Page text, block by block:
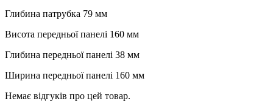
Глибина патрубка 79 мм
Висота передньої панелі 160 мм
Глибина передньої панелі 38 мм
Ширина передньої панелі 160 мм
Немає відгуків про цей товар.